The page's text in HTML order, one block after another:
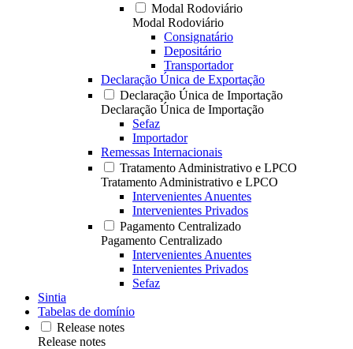
Modal Rodoviário
Modal Rodoviário
Consignatário
Depositário
Transportador
Declaração Única de Exportação
Declaração Única de Importação
Declaração Única de Importação
Sefaz
Importador
Remessas Internacionais
Tratamento Administrativo e LPCO
Tratamento Administrativo e LPCO
Intervenientes Anuentes
Intervenientes Privados
Pagamento Centralizado
Pagamento Centralizado
Intervenientes Anuentes
Intervenientes Privados
Sefaz
Sintia
Tabelas de domínio
Release notes
Release notes